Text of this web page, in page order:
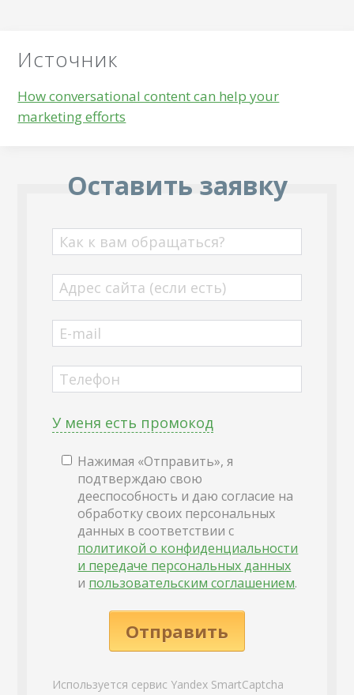
Источник
How conversational content can help your
marketing efforts
Оставить заявку
Как к вам обращаться?
Адрес сайта (если есть)
E-mail
Телефон
У меня есть промокод
Нажимая «Отправить», я
подтверждаю свою
дееспособность и даю согласие на
обработку своих персональных
данных в соответствии с
политикой о конфиденциальности
и передаче персональных данных
и пользовательским соглашением.
Отправить
Используется сервис Yandex SmartCaptcha